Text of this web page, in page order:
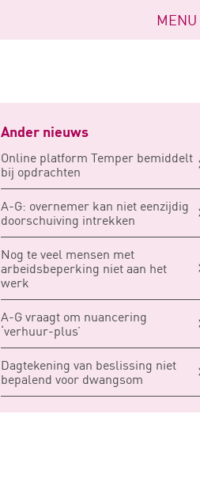
Navigatie
openen
MENU
Ander nieuws
Online platform Temper bemiddelt
bij opdrachten
A-G: overnemer kan niet eenzijdig
doorschuiving intrekken
Nog te veel mensen met
arbeidsbeperking niet aan het
werk
A-G vraagt om nuancering
‘verhuur-plus’
Dagtekening van beslissing niet
bepalend voor dwangsom